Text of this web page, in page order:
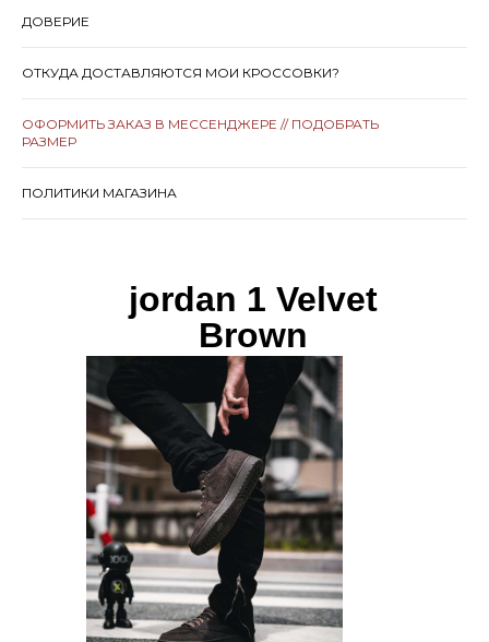
ДОВЕРИЕ
ОТКУДА ДОСТАВЛЯЮТСЯ МОИ КРОССОВКИ?
ОФОРМИТЬ ЗАКАЗ В МЕССЕНДЖЕРЕ // ПОДОБРАТЬ
РАЗМЕР
ПОЛИТИКИ МАГАЗИНА
jordan 1 Velvet
Brown